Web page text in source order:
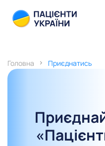
Головна Приєднатись